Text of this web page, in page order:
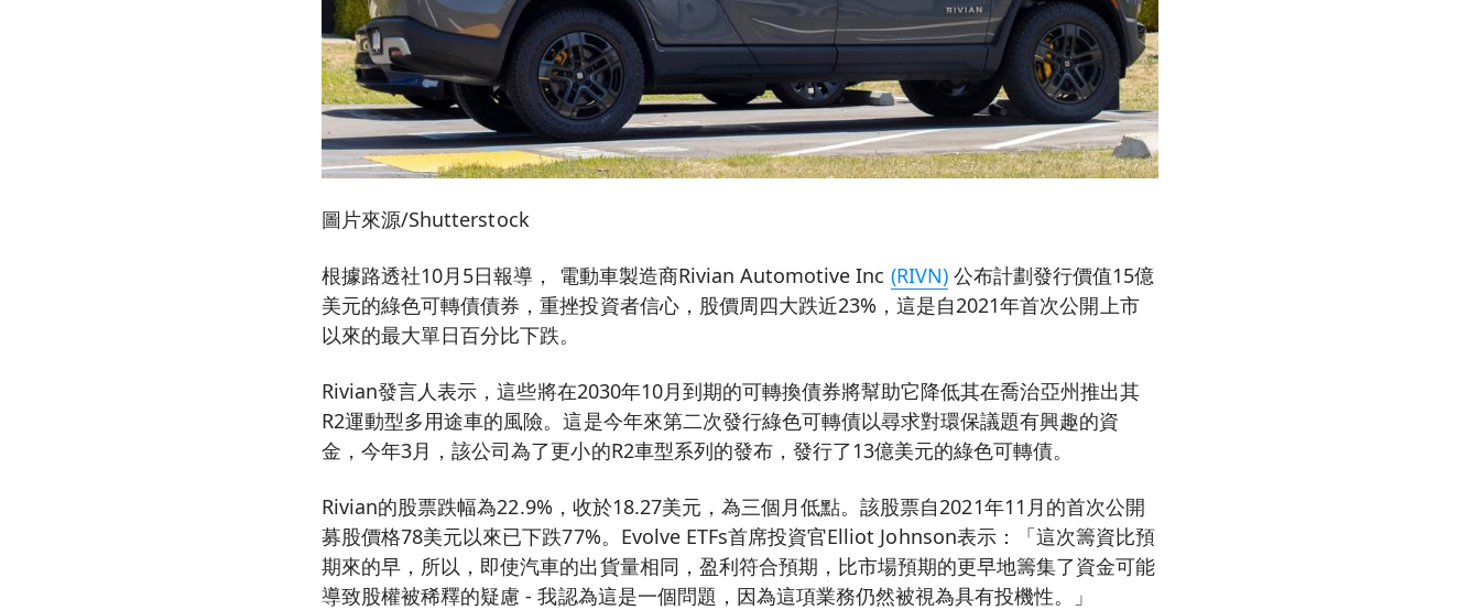
圖片來源/Shutterstock
根據路透社10月5日報導， 電動車製造商Rivian Automotive Inc (RIVN)公布計劃發行價值15億
美元的綠色可轉債債券，重挫投資者信心，股價周四大跌近23%，這是自2021年首次公開上市
以來的最大單日百分比下跌。
Rivian發言人表示，這些將在2030年10月到期的可轉換債券將幫助它降低其在喬治亞州推出其
R2運動型多用途車的風險。這是今年來第二次發行綠色可轉債以尋求對環保議題有興趣的資
金，今年3月，該公司為了更小的R2車型系列的發布，發行了13億美元的綠色可轉債。
Rivian的股票跌幅為22.9%，收於18.27美元，為三個月低點。該股票自2021年11月的首次公開
募股價格78美元以來已下跌77%。Evolve ETFs首席投資官Elliot Johnson表示：「這次籌資比預
期來的早，所以，即使汽車的出貨量相同，盈利符合預期，比市場預期的更早地籌集了資金可能
導致股權被稀釋的疑慮 - 我認為這是一個問題，因為這項業務仍然被視為具有投機性。」